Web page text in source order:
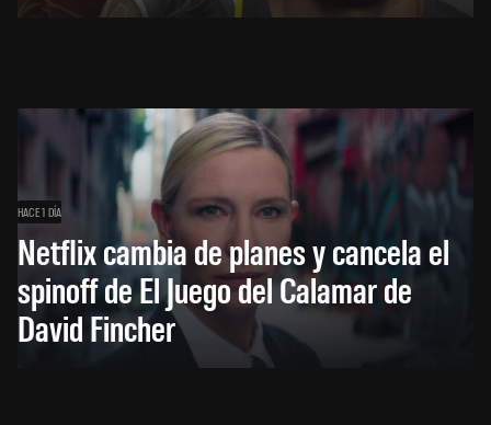
HACE 1 DÍA
Netflix cambia de planes y cancela el
spinoff de El Juego del Calamar de
David Fincher